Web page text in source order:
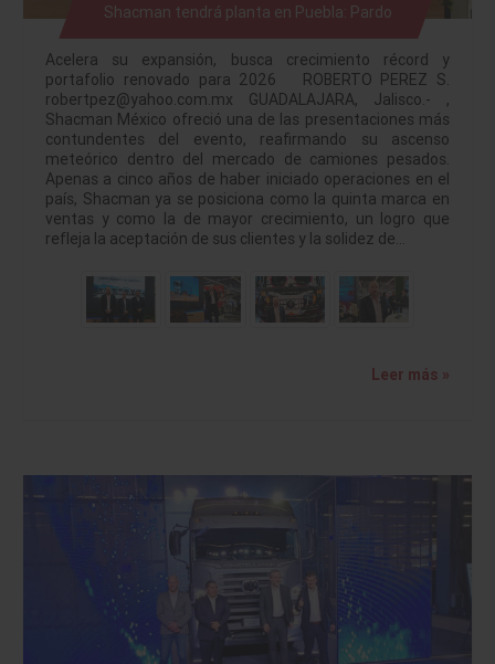
Shacman tendrá planta en Puebla: Pardo
Acelera su expansión, busca crecimiento récord y
portafolio renovado para 2026 ROBERTO PEREZ S.
robertpez@yahoo.com.mx GUADALAJARA, Jalisco.- ,
Shacman México ofreció una de las presentaciones más
contundentes del evento, reafirmando su ascenso
meteórico dentro del mercado de camiones pesados.
Apenas a cinco años de haber iniciado operaciones en el
país, Shacman ya se posiciona como la quinta marca en
ventas y como la de mayor crecimiento, un logro que
refleja la aceptación de sus clientes y la solidez de…
Leer más »